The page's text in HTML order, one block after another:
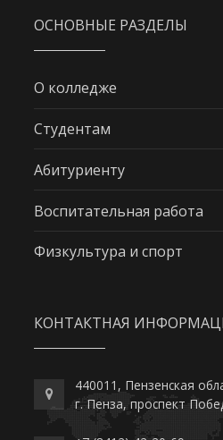
ОСНОВНЫЕ РАЗДЕЛЫ
О колледже
Студентам
Абитуриенту
Воспитательная работа
Физкультура и спорт
КОНТАКТНАЯ
440011, Пензенская
г. Пенза, проспект